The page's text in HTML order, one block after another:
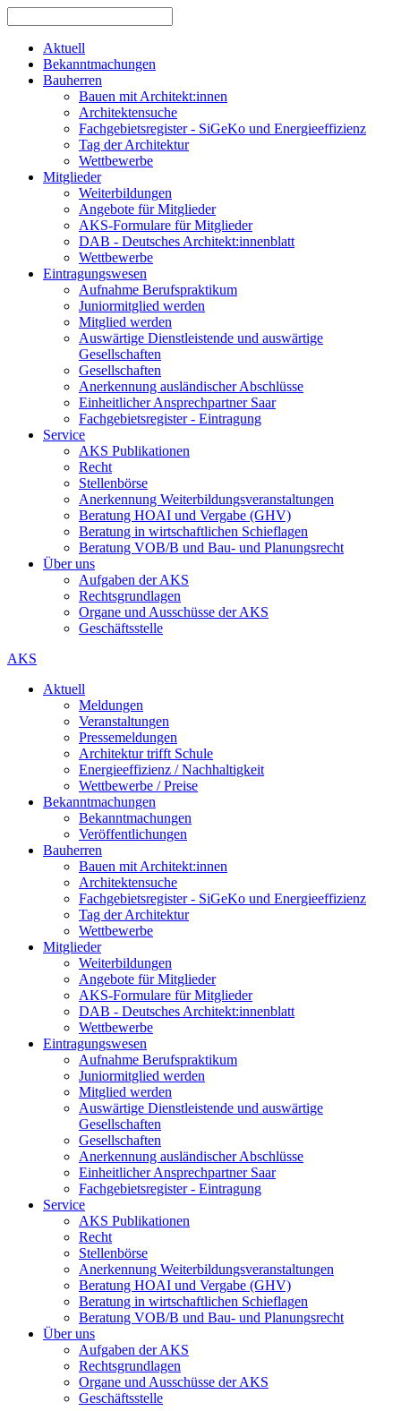
Aktuell
Bekanntmachungen
Bauherren
Bauen mit Architekt:innen
Architektensuche
Fachgebietsregister - SiGeKo und Energieeffizienz
Tag der Architektur
Wettbewerbe
Mitglieder
Weiterbildungen
Angebote für Mitglieder
AKS-Formulare für Mitglieder
DAB - Deutsches Architekt:innenblatt
Wettbewerbe
Eintragungswesen
Aufnahme Berufspraktikum
Juniormitglied werden
Mitglied werden
Auswärtige Dienstleistende und auswärtige
Gesellschaften
Gesellschaften
Anerkennung ausländischer Abschlüsse
Einheitlicher Ansprechpartner Saar
Fachgebietsregister - Eintragung
Service
AKS Publikationen
Recht
Stellenbörse
Anerkennung Weiterbildungsveranstaltungen
Beratung HOAI und Vergabe (GHV)
Beratung in wirtschaftlichen Schieflagen
Beratung VOB/B und Bau- und Planungsrecht
Über uns
Aufgaben der AKS
Rechtsgrundlagen
Organe und Ausschüsse der AKS
Geschäftsstelle
AKS
Aktuell
Meldungen
Veranstaltungen
Pressemeldungen
Architektur trifft Schule
Energieeffizienz / Nachhaltigkeit
Wettbewerbe / Preise
Bekanntmachungen
Bekanntmachungen
Veröffentlichungen
Bauherren
Bauen mit Architekt:innen
Architektensuche
Fachgebietsregister - SiGeKo und Energieeffizienz
Tag der Architektur
Wettbewerbe
Mitglieder
Weiterbildungen
Angebote für Mitglieder
AKS-Formulare für Mitglieder
DAB - Deutsches Architekt:innenblatt
Wettbewerbe
Eintragungswesen
Aufnahme Berufspraktikum
Juniormitglied werden
Mitglied werden
Auswärtige Dienstleistende und auswärtige
Gesellschaften
Gesellschaften
Anerkennung ausländischer Abschlüsse
Einheitlicher Ansprechpartner Saar
Fachgebietsregister - Eintragung
Service
AKS Publikationen
Recht
Stellenbörse
Anerkennung Weiterbildungsveranstaltungen
Beratung HOAI und Vergabe (GHV)
Beratung in wirtschaftlichen Schieflagen
Beratung VOB/B und Bau- und Planungsrecht
Über uns
Aufgaben der AKS
Rechtsgrundlagen
Organe und Ausschüsse der AKS
Geschäftsstelle